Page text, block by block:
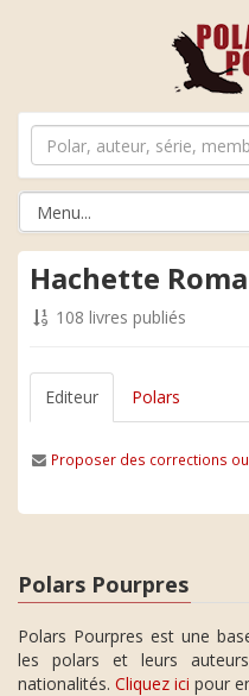
Hachette
108 livres publiés
Editeur Polars
Proposer des corrections
Polars Pourpres
Polars Pourpres est une
les polars et leurs
nationalités. Cliquez ici pour